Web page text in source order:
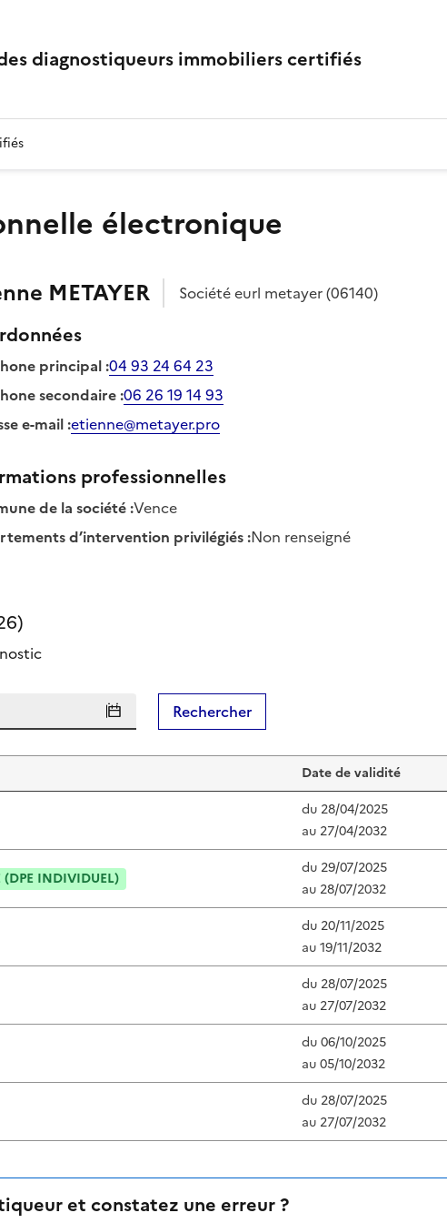
diagnostiqueurs immobiliers certifiés
électronique
METAYER Sociétéeurl metayer(06140)
principal:04 93 24 64 23
secondaire:06 26 19 14 93
e-mail:etienne@metayer.pro
professionnelles
de la société:Vence
d’intervention privilégiés:Non renseigné
)
Rechercher
metayer Date de validité
du 28/04/2025
au 27/04/2032
(DPE INDIVIDUEL)
du 29/07/2025
au 28/07/2032
du 20/11/2025
au19/11/2032
du 28/07/2025
au 27/07/2032
du06/10/2025
au05/10/2032
du 28/07/2025
au 27/07/2032
et constatez une erreur ?